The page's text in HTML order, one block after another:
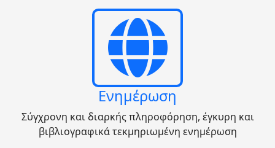
Ενημέρωση
Σύγχρονη και διαρκής πληροφόρηση, έγκυρη και
βιβλιογραφικά τεκμηριωμένη ενημέρωση